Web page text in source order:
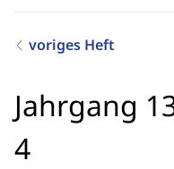
voriges Heft
Jahrgang
4